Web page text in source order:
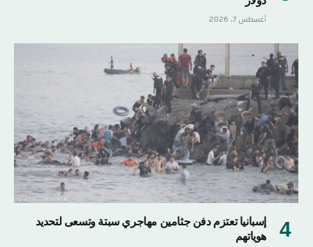
أغسطس 7, 2026
إسبانيا تعتزم دفن جثامين مهاجري سبتة وتسعى لتحديد
هوياتهم